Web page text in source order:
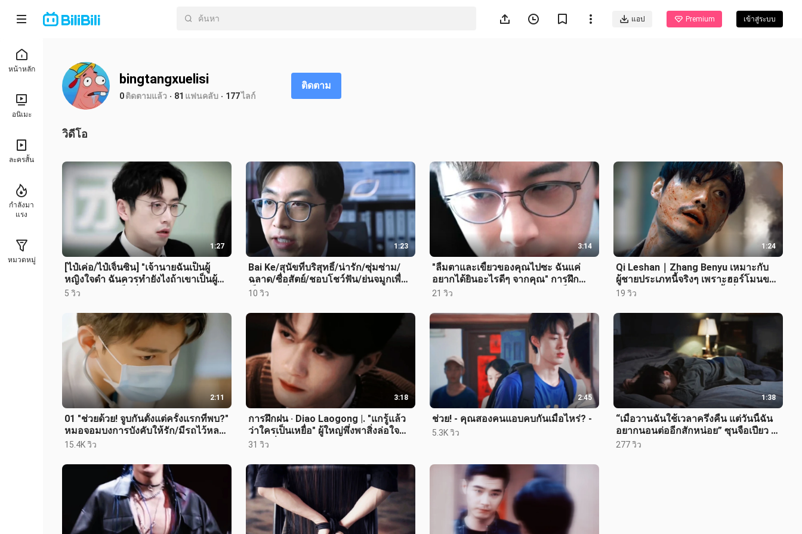
แอป Premium เข้าสู่ระบบ
หน้าหลัก
อนิเมะ
ละครสั้น
กำลังมา
แรง
หมวดหมู่
bingtangxuelisi
0ติดตามแล้ว 81 แฟนคลับ 177ไลก์
ติดตาม
วิดีโอ
1:27
[ไป๋เค่อ/ไป๋เจิ้นซิน] "เจ้านายฉันเป็นผู้
หญิงใจดำ ฉันควรทำยังไงถ้าเขาเป็นผู้
หญิงใจร้าย" เซ็กซี่/ปากร้
5 วิว
1:23
Bai Ke/สุนัขที่บริสุทธิ์/น่ารัก/ซุ่มซ่าม/
ฉลาด/ซื่อสัตย์/ชอบโชว์ฟัน/ย่นจมูกเพื่อ
เป็นสุนัขที่น่ารัก
10 วิว
3:14
"ลืมตาและเขี้ยวของคุณไปซะ ฉันแค่
อยากได้ยินอะไรดีๆ จากคุณ" การฝึก
หัวหน้า/ผู้หญิงหรือผู้ชายหรือผู้แข็ง
21 วิว
1:24
Qi Leshan｜Zhang Benyu เหมาะกับ
ผู้ชายประเภทนี้จริงๆ เพราะฮอร์โมนของ
เขาพลุ่งพล่าน พูดน้อย ยับยั้งชั่งใ
19 วิว
2:11
01 "ช่วยด้วย! จูบกันตั้งแต่ครั้งแรกที่พบ?"
หมอจอมบงการบังคับให้รัก/มีรถไว้หลบ
สายฟ้าและใส่หูฟัง/ก้าวห
15.4K วิว
3:18
การฝึกฝน · Diao Laogong |. "แกรู้แล้ว
ว่าใครเป็นเหยื่อ" ผู้ใหญ่พึ่งพาสิ่งล่อใจ
(ตอนที่ 1) Repost
31 วิว
2:45
ช่วย! - คุณสองคนแอบคบกันเมื่อไหร่? -
5.3K วิว
1:38
“เมื่อวานฉันใช้เวลาครึ่งคืน แต่วันนี้ฉัน
อยากนอนต่ออีกสักหน่อย” ซุนจือเปียว x
เฉินไคเหวิน
277 วิว